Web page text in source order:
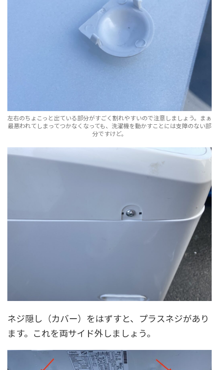
左右のちょこっと出ている部分がすごく割れやすいので注意しましょう。まぁ
最悪われてしまってつかなくなっても、洗濯機を動かすことには支障のない部
分ですけど。
ネジ隠し（カバー）をはずすと、プラスネジがあり
ます。これを両サイド外しましょう。